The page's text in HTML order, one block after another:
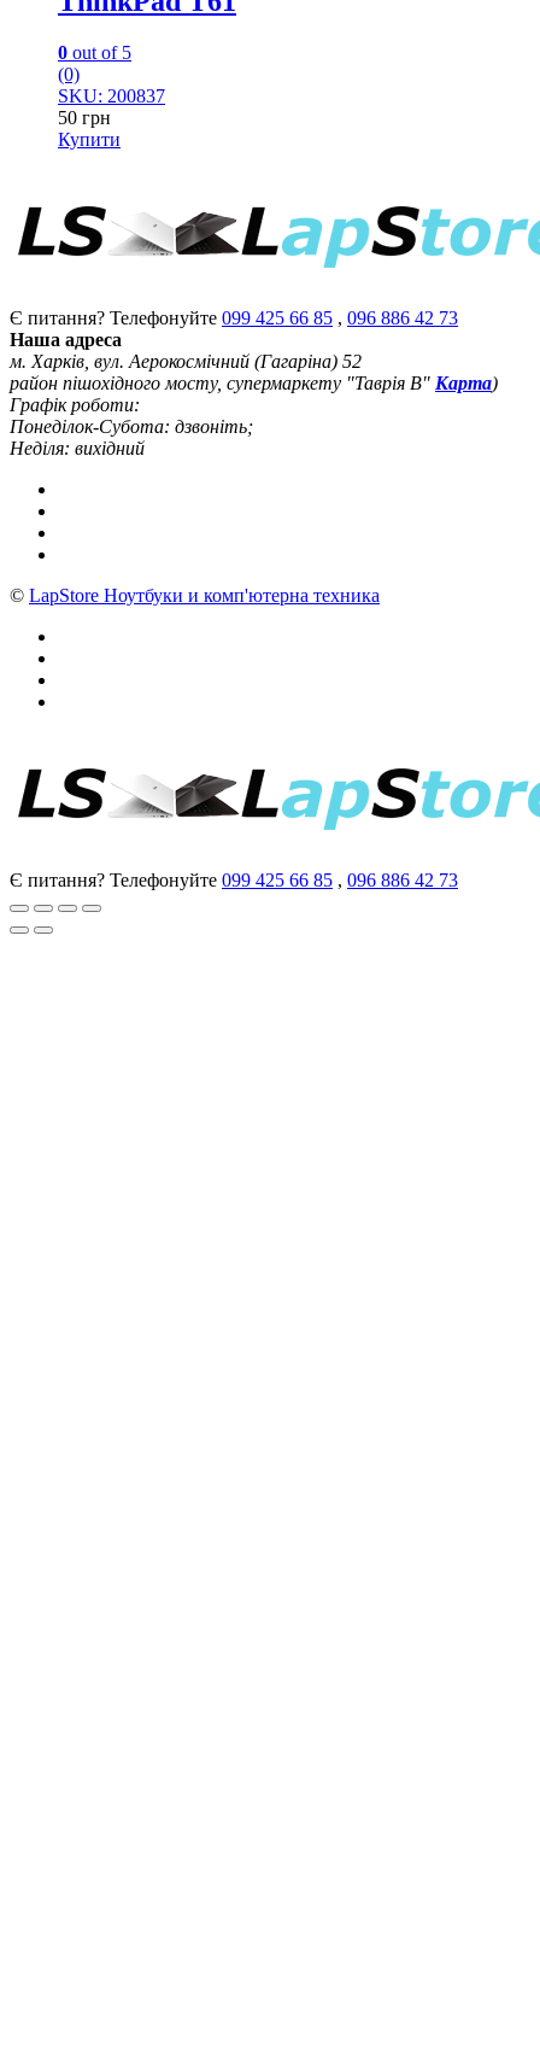
0 out of 5
(0)
SKU: 200837
50 грн
Купити
Є питання? Телефонуйте 099 425 66 85 , 096 886 42 73
Наша адреса
м. Харків, вул. Аерокосмічний (Гагаріна) 52
район пішохідного мосту, супермаркету "Таврія В" Карта)
Графік роботи:
Понеділок-Субота: дзвоніть;
Неділя: вихідний
© LapStore Ноутбуки и комп'ютерна техника
Є питання? Телефонуйте 099 425 66 85 , 096 886 42 73